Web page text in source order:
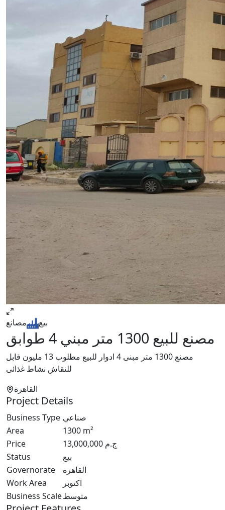
بيع مصانع
مصنع للبيع 1300 متر مبني 4 طوابق
مصنع 1300 متر مبنى 4 ادوار للبيع مطلوب 13 مليون قابل
للنقاش نشاط غذائى
القاهرة
Project Details
Business Type صناعي
Area
1300 m²
Price
13,000,000 ج.م
Status
بيع
Governorate
القاهرة
Work Area
اكتوبر
Business Scaleمتوسط